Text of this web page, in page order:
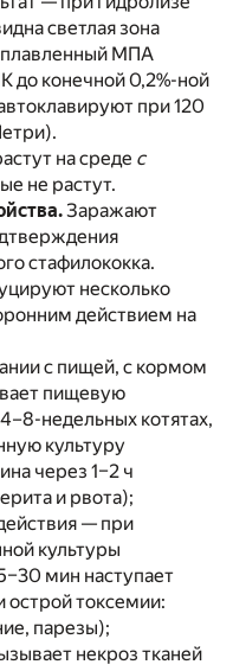
светлая зона
МПА
до конечной 0,2%-ной
при 120
на среде с
не растут.
Заражают
стафилококка.
несколько
действием на
с пищей, с кормом
пищевую
недельных котятах,
культуру
через 1–2 ч
и рвота);
— при
культуры
мин наступает
острой токсемии:
парезы);
некроз тканей